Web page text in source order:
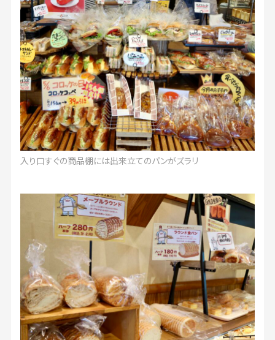
入り口すぐの商品棚には出来立てのパンがズラリ